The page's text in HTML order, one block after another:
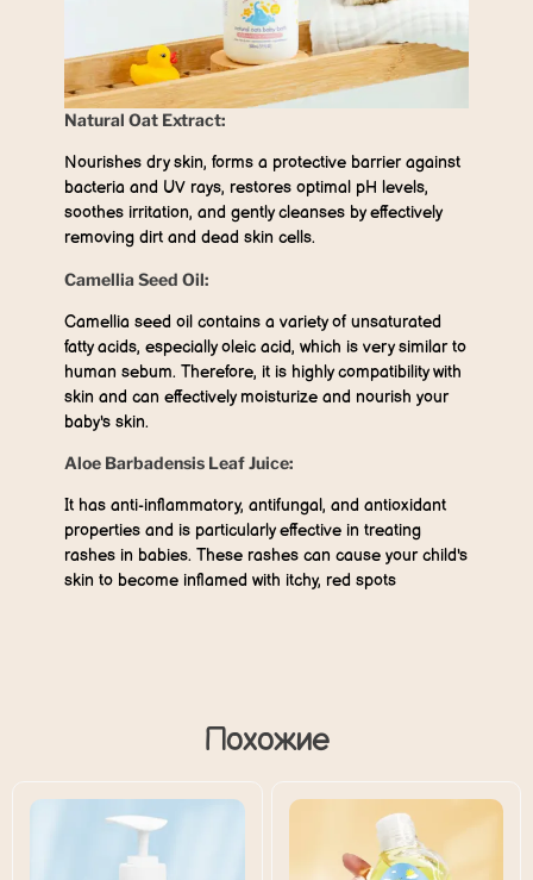
Natural Oat Extract:
Nourishes dry skin, forms a protective barrier against
bacteria and UV rays, restores optimal pH levels,
soothes irritation, and gently cleanses by effectively
removing dirt and dead skin cells.
Camellia Seed Oil:
Camellia seed oil contains a variety of unsaturated
fatty acids, especially oleic acid, which is very similar to
human sebum. Therefore, it is highly compatibility with
skin and can effectively moisturize and nourish your
baby's skin.
Aloe Barbadensis Leaf Juice:
It has anti-inflammatory, antifungal, and antioxidant
properties and is particularly effective in treating
rashes in babies. These rashes can cause your child's
skin to become inflamed with itchy, red spots
Похожие